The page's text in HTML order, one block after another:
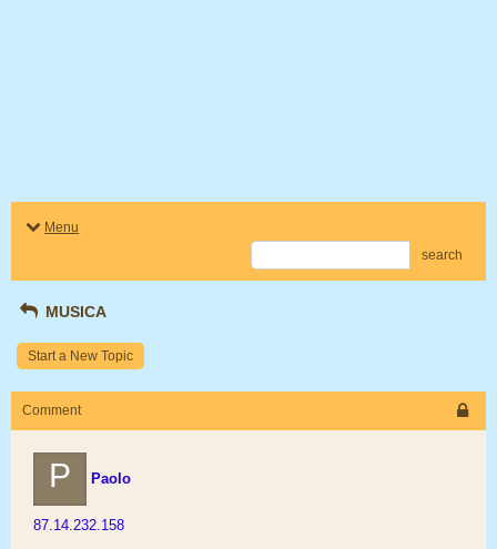
Menu
search
MUSICA
Start a New Topic
Comment
P Paolo
87.14.232.158